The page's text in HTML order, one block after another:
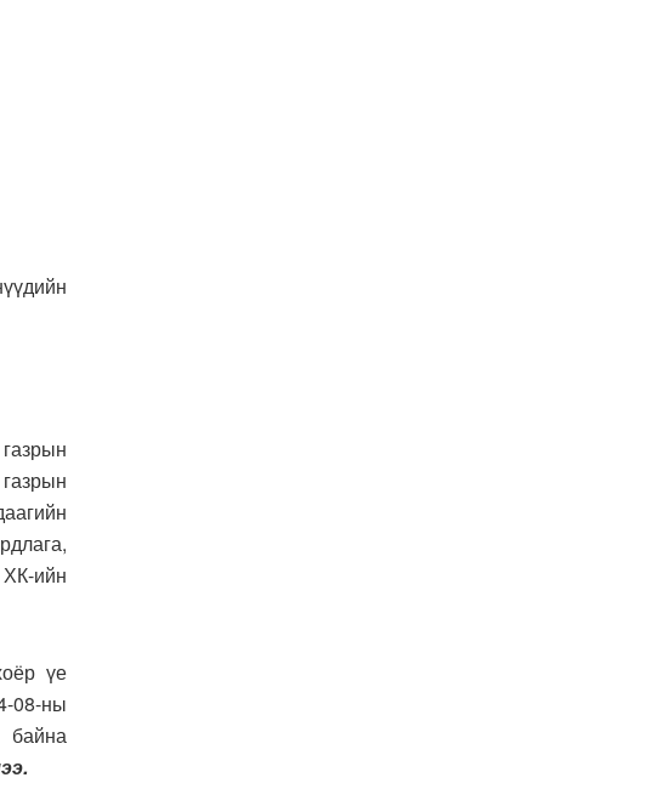
ийн
үе
08-ны